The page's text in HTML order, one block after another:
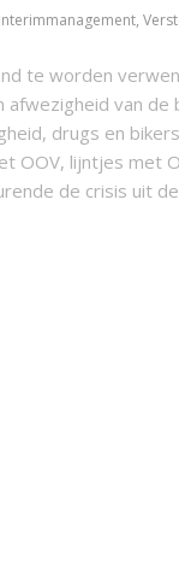
Interimmanagement,
te worden
afwezigheid van
drugs en
OOV, lijntjes met
de crisis uit